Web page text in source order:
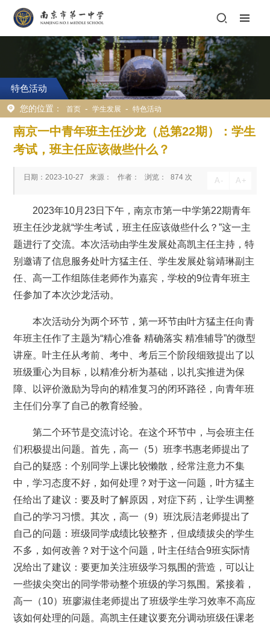
特色活动
您的位置： 首页 - 学生发展 - 特色活动
南京一中青年班主任沙龙（总第22期）：学生
考试，班主任应该做些什么？
日期：2023-10-27 来源： 作者： 浏览： 874 次 A - A +
2023年10月23日下午，南京市第一中学第22期青年
班主任沙龙就“学生考试，班主任应该做些什么？”这一主
题进行了交流。本次活动由学生发展处高凯主任主持，特
别邀请了信息服务处叶方猛主任、学生发展处翁靖琳副主
任、高一工作组陈佳老师作为嘉宾，学校的9位青年班主
任参加了本次沙龙活动。
本次活动分为两个环节，第一环节由叶方猛主任向青
年班主任作了主题为“精心准备 精确落实 精准辅导”的微型
讲座。叶主任从考前、考中、考后三个阶段细致提出了以
班级重心为目标，以精准分析为基础，以扎实推进为保
障、以评价激励为导向的精准复习的闭环路径，向青年班
主任们分享了自己的教育经验。
第二个环节是交流讨论。在这个环节中，与会班主任
们积极提出问题。首先，高一（5）班李书惠老师提出了
自己的疑惑：个别同学上课比较懒散，经常注意力不集
中，学习态度不好，如何处理？对于这一问题，叶方猛主
任给出了建议：要及时了解原因，对症下药，让学生调整
自己的学习习惯。其次，高一（9）班沈辰洁老师提出了
自己的问题：班级同学成绩比较整齐，但成绩拔尖的学生
不多，如何改善？对于这个问题，叶主任结合9班实际情
况给出了建议：要更加关注班级学习氛围的营造，可以让
一些拔尖突出的同学带动整个班级的学习氛围。紧接着，
高一（10）班廖淑佳老师提出了班级学生学习效率不高应
该如何处理的问题。高凯主任建议要充分调动班级任课老